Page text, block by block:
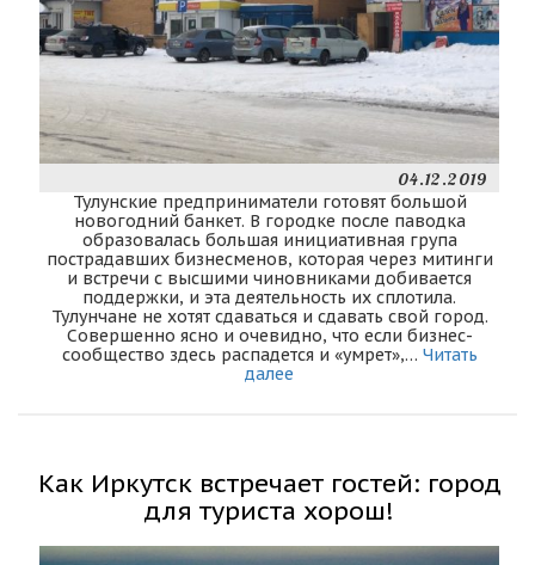
04.12.2019
Тулунские предприниматели готовят большой
новогодний банкет. В городке после паводка
образовалась большая инициативная група
пострадавших бизнесменов, которая через митинги
и встречи с высшими чиновниками добивается
поддержки, и эта деятельность их сплотила.
Тулунчане не хотят сдаваться и сдавать свой город.
Совершенно ясно и очевидно, что если бизнес-
сообщество здесь распадется и «умрет»,… Читать
далее
Как Иркутск встречает гостей: город
для туриста хорош!